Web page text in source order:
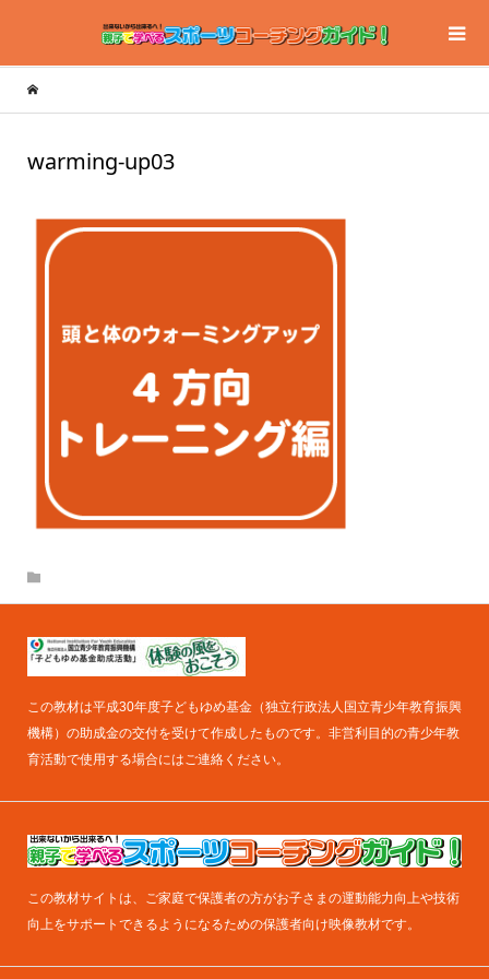
warming-up03
この教材は平成30年度子どもゆめ基金（独立行政法人国立青少年教育振興
機構）の助成金の交付を受けて作成したものです。非営利目的の青少年教
育活動で使用する場合にはご連絡ください。
この教材サイトは、ご家庭で保護者の方がお子さまの運動能力向上や技術
向上をサポートできるようになるための保護者向け映像教材です。